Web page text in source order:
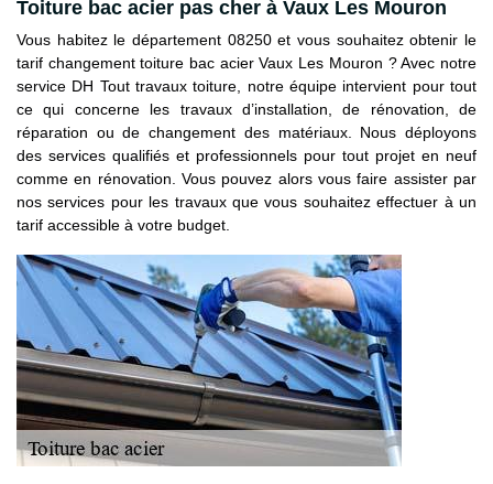
Toiture bac acier pas cher à Vaux Les Mouron
Vous habitez le département 08250 et vous souhaitez obtenir le
tarif changement toiture bac acier Vaux Les Mouron ? Avec notre
service DH Tout travaux toiture, notre équipe intervient pour tout
ce qui concerne les travaux d’installation, de rénovation, de
réparation ou de changement des matériaux. Nous déployons
des services qualifiés et professionnels pour tout projet en neuf
comme en rénovation. Vous pouvez alors vous faire assister par
nos services pour les travaux que vous souhaitez effectuer à un
tarif accessible à votre budget.